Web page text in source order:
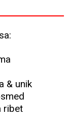
& unik
ribet